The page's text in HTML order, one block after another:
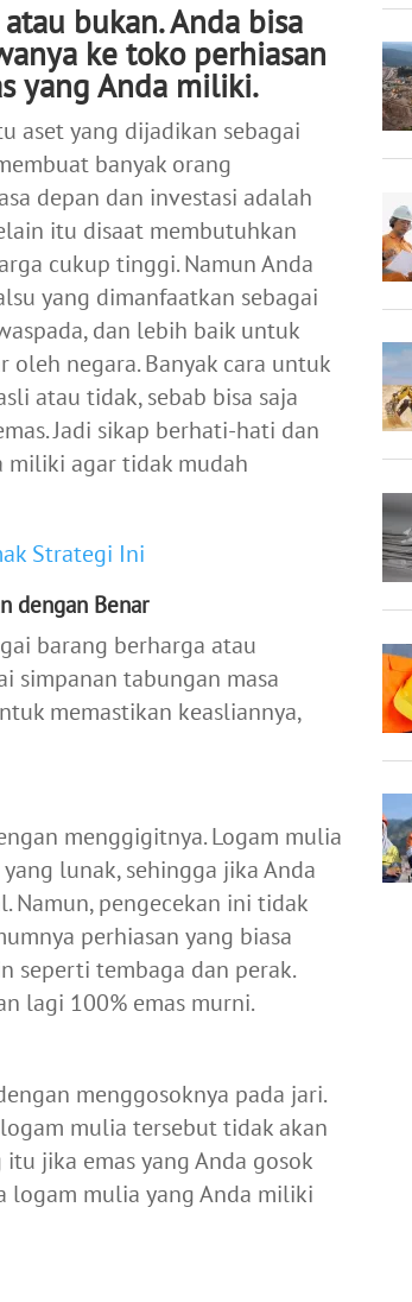
bukan. Anda bisa
ke toko perhiasan
yang Anda miliki.
aset yang dijadikan sebagai
banyak orang
depan dan investasi adalah
itu disaat membutuhkan
cukup tinggi. Namun Anda
yang dimanfaatkan sebagai
dan lebih baik untuk
negara. Banyak cara untuk
atau tidak, sebab bisa saja
Jadi sikap berhati-hati dan
miliki agar tidak mudah
Strategi Ini
dengan Benar
barang berharga atau
simpanan tabungan masa
memastikan keasliannya,
menggigitnya. Logam mulia
lunak, sehingga jika Anda
Namun, pengecekan ini tidak
perhiasan yang biasa
seperti tembaga dan perak.
lagi 100% emas murni.
menggosoknya pada jari.
mulia tersebut tidak akan
jika emas yang Anda gosok
logam mulia yang Anda miliki